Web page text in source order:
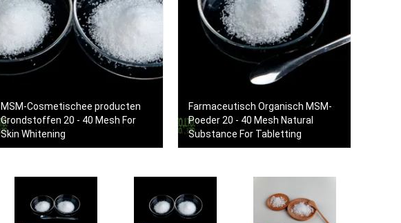
MSM-Cosmetischee producten
Grondstoffen 20 - 40 Mesh For
Skin Whitening
Farmaceutisch Organisch MSM-
Poeder 20 - 40 Mesh Natural
Substance For Tabletting